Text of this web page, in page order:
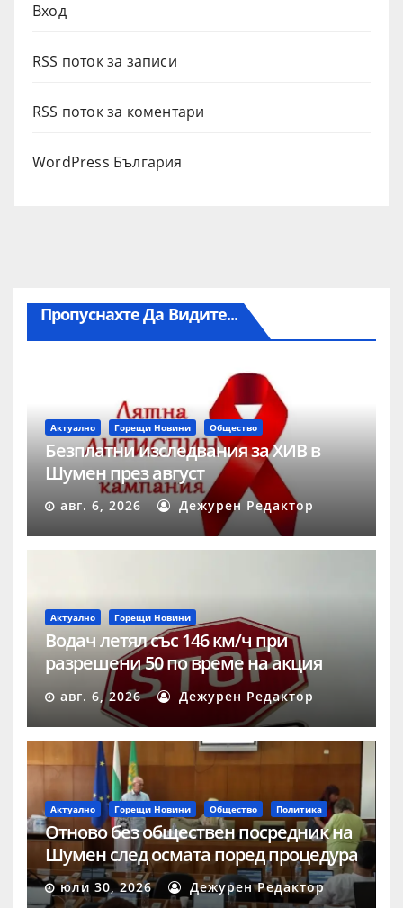
Вход
RSS поток за записи
RSS поток за коментари
WordPress България
Пропуснахте Да Видите...
Актуално Горещи Новини Общество
Безплатни изследвания за ХИВ в
Шумен през август
авг. 6, 2026 Дежурен Редактор
Актуално Горещи Новини
Водач летял със 146 км/ч при
разрешени 50 по време на акция
„Скорост“ в Шумен
авг. 6, 2026 Дежурен Редактор
Актуално Горещи Новини Общество Политика
Отново без обществен посредник на
Шумен след осмата поред процедура
юли 30, 2026 Дежурен Редактор